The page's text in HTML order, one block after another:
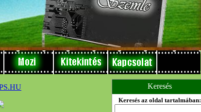
Keresés
Keresés az oldal tartalmában: